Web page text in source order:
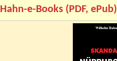
Hahn-e-Books (PDF, ePub)